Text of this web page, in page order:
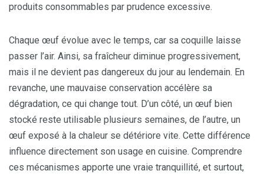
produits consommables par prudence excessive.
Chaque œuf évolue avec le temps, car sa coquille laisse
passer l’air. Ainsi, sa fraîcheur diminue progressivement,
mais il ne devient pas dangereux du jour au lendemain. En
revanche, une mauvaise conservation accélère sa
dégradation, ce qui change tout. D’un côté, un œuf bien
stocké reste utilisable plusieurs semaines, de l’autre, un
œuf exposé à la chaleur se détériore vite. Cette différence
influence directement son usage en cuisine. Comprendre
ces mécanismes apporte une vraie tranquillité, et surtout,